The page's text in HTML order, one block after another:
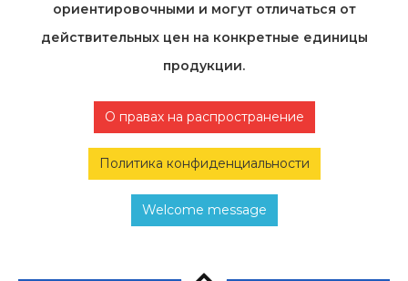
ориентировочными и могут отличаться от
действительных цен на конкретные единицы
продукции.
О правах на распространение
Политика конфиденциальности
Welcome message